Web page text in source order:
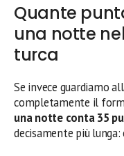
Quante
una notte
turca
Se invece guardiamo
completamente il
una notte conta 35
decisamente più lunga: